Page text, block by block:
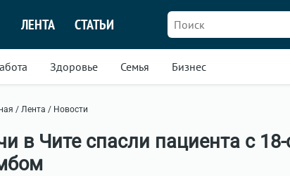
ЛЕНТА СТАТЬИ
Здоровье Семья Бизнес
/ Лента / Новости
в Чите спасли пациента с